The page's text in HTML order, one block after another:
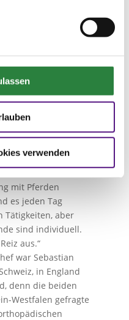
verwenden
elf Jahren durfte er
Tierarzt
er den ganzen
Also
die Lehre als
weil hier
mit Pferden
es jeden Tag
Tätigkeiten, aber
sind individuell.
aus.“
war Sebastian
in England
denn die beiden
Westfalen gefragte